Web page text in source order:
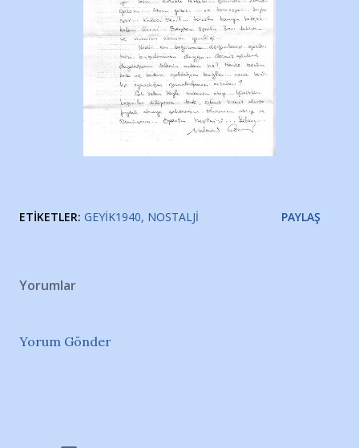
ETIKETLER: GEYIK1940 NOSTALJI PAYLAŞ
Yorumlar
Yorum Gönder